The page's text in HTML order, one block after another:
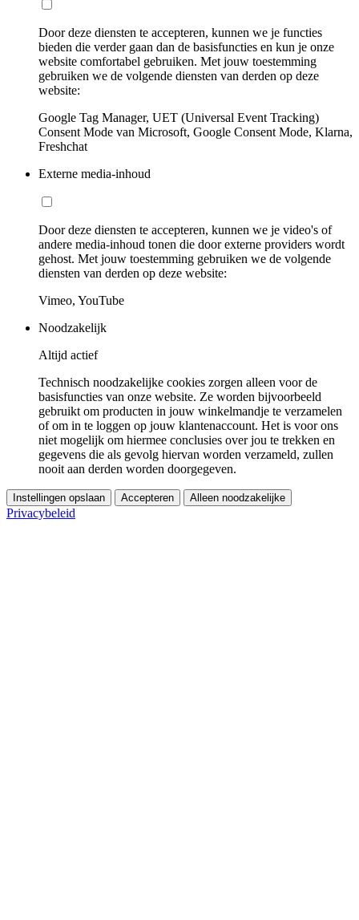
Door deze diensten te accepteren, kunnen we je functies
bieden die verder gaan dan de basisfuncties en kun je onze
website comfortabel gebruiken. Met jouw toestemming
gebruiken we de volgende diensten van derden op deze
website:
Google Tag Manager, UET (Universal Event Tracking)
Consent Mode van Microsoft, Google Consent Mode, Klarna,
Freshchat
Externe media-inhoud
Door deze diensten te accepteren, kunnen we je video's of
andere media-inhoud tonen die door externe providers wordt
gehost. Met jouw toestemming gebruiken we de volgende
diensten van derden op deze website:
Vimeo, YouTube
Noodzakelijk
Altijd actief
Technisch noodzakelijke cookies zorgen alleen voor de
basisfuncties van onze website. Ze worden bijvoorbeeld
gebruikt om producten in jouw winkelmandje te verzamelen
of om in te loggen op jouw klantenaccount. Het is voor ons
niet mogelijk om hiermee conclusies over jou te trekken en
gegevens die als gevolg hiervan worden verzameld, zullen
nooit aan derden worden doorgegeven.
Instellingen opslaan Accepteren Alleen noodzakelijke
Privacybeleid